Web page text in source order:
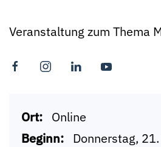
Veranstaltung zum Thema
Ort: Online
Beginn: Donnerstag,